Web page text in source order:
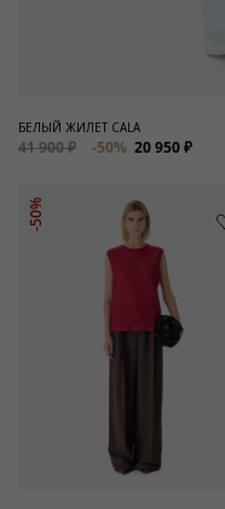
БЕЛЫЙ ЖИЛЕТ CALA
41 900 ₽ -50% 20 950 ₽
-50%